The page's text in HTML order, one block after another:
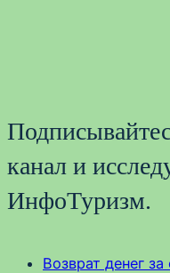
канал и
ИнфоТуризм.
Возврат денег